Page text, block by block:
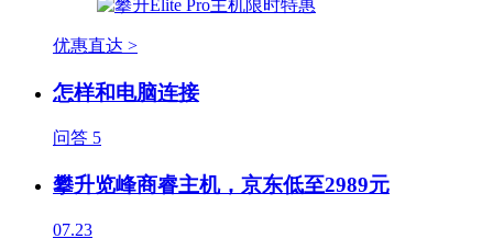
优惠直达 >
怎样和电脑连接
问答 5
攀升览峰商睿主机，京东低至2989元
07.23